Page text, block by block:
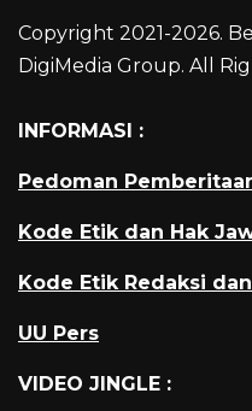
Copyright 2021-2026.
DigiMedia Group. All
INFORMASI :
Pedoman
Kode Etik dan Hak
Kode Etik Redaksi
UU Pers
VIDEO JINGLE :